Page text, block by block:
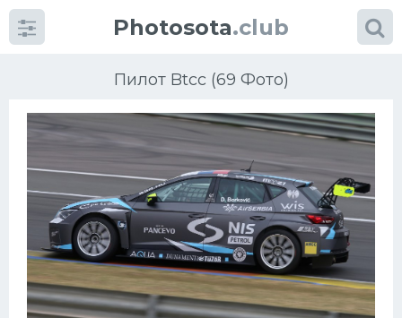
Photosota.club
Пилот Btcc (69 Фото)
КатегорииФото
Много картинок...
Футбол